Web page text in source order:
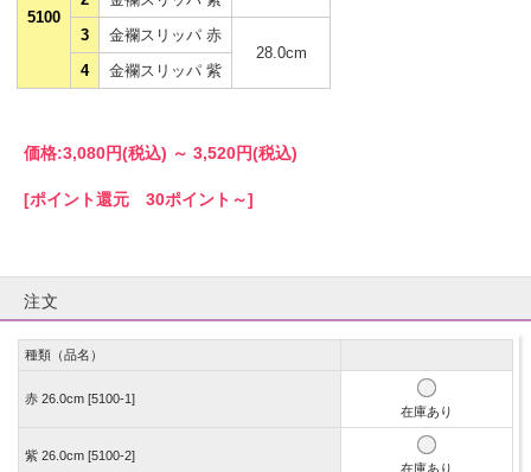
5100
3
金襴スリッパ 赤
28.0cm
4
金襴スリッパ 紫
価格:3,080円(税込) ～ 3,520円(税込)
[ポイント還元 30ポイント～]
注文
種類（品名）
赤 26.0cm [5100-1]
在庫あり
紫 26.0cm [5100-2]
在庫あり